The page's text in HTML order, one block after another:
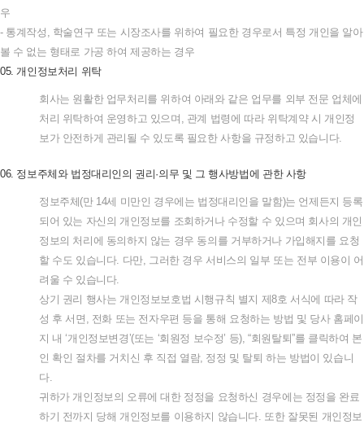
우
- 통계작성 , 학술연구 또는 시장조사를 위하여 필요한 경우로서 특정 개인을 알아
볼 수 없는 형태로 가공 하여 제공하는 경우
05.개인정보처리 위탁
회사는 원활한 업무처리를 위하여 아래와 같은 업무를 외부 전문 업체에
처리 위탁하여 운영하고 있으며 , 관계 법령에 따라 위탁계약 시 개인정
보가 안전하게 관리될 수 있도록 필요한 사항을 규정하고 있습니다.
06. 정보주체와 법정대리인의 권리·의무 및 그 행사방법에 관한 사항
정보주체(만14세 미만인 경우에는 법정대리인을 말함)는 언제든지 등록
되어 있는 자신의 개인정보를 조회하거나 수정할 수 있으며 회사의 개인
정보의 처리에 동의하지 않는 경우 동의를 거부하거나 가입해지를 요청
할 수도 있습니다. 다만, 그러한 경우 서비스의 일부 또는 전부 이용이 어
려울 수 있습니다.
상기 권리 행사는 개인정보보호법 시행규칙 별지 제8호 서식에 따라 작
성 후 서면 , 전화 또는 전자우편 등을 통해 요청하는 방법 및 당사 홈페이
지 내 ‘개인정보변경 ’(또는 ‘회원정 보수정’ 등), “회원탈퇴”를 클릭하여 본
인 확인 절차를 거치신 후 직접 열람, 정정 및 탈퇴 하는 방법이 있습니
다.
귀하가 개인정보의 오류에 대한 정정을 요청하신 경우에는 정정을 완료
하기 전까지 당해 개인정보를 이용하지 않습니다. 또한 잘못된 개인정보